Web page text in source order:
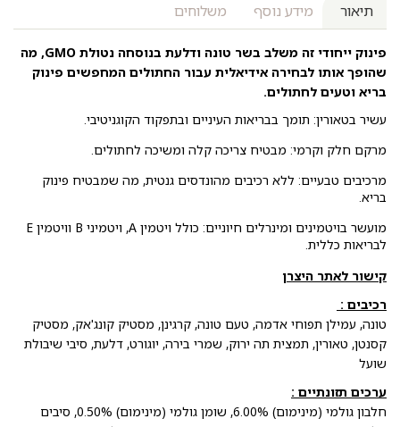
תיאור מידע נוסף משלוחים
פינוק ייחודי זה משלב בשר טונה ודלעת בנוסחה נטולת GMO, מה
שהופך אותו לבחירה אידיאלית עבור החתולים המחפשים פינוק
בריא וטעים לחתולים.
עשיר בטאורין: תומך בבריאות העיניים ובתפקוד הקוגניטיבי.
מרקם חלק וקרמי: מבטיח צריכה קלה ומשיכה לחתולים.
מרכיבים טבעיים: ללא רכיבים מהונדסים גנטית, מה שמבטיח פינוק
בריא.
מועשר בויטמינים ומינרלים חיוניים: כולל ויטמין A, ויטמיני B וויטמין E
לבריאות כללית.
קישור לאתר היצרן
רכיבים :
טונה, עמילן תפוחי אדמה, טעם טונה, קרגינן, מסטיק קונג'אק, מסטיק
קסנטן, טאורין, תמצית תה ירוק, שמרי בירה, יוגורט, דלעת, סיבי שיבולת
שועל
ערכים תזונתיים :
חלבון גולמי (מינימום) 6.00%, שומן גולמי (מינימום) 0.50%, סיבים